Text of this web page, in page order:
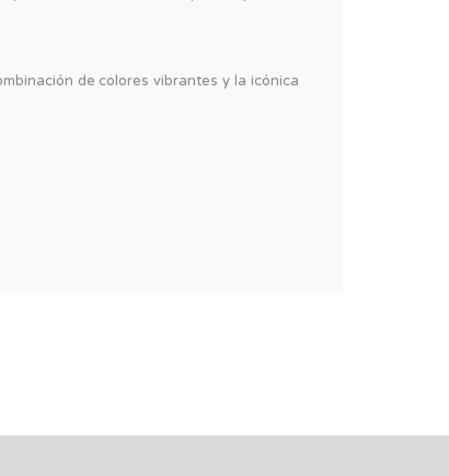
de colores vibrantes y la icónica